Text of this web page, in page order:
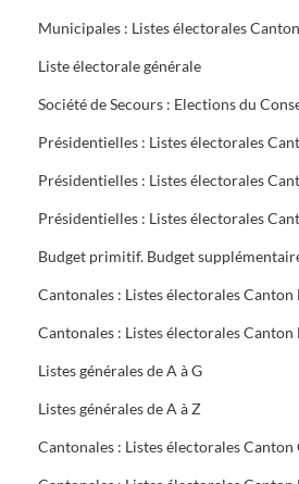
Municipales : Listes électorales
Liste électorale générale
Présidentielles : Listes électorales
Présidentielles : Listes électorales
Présidentielles : Listes électorales
Cantonales : Listes électorales Canton
Cantonales : Listes électorales Canton
Listes générales de A à G
Listes générales de A à Z
Cantonales : Listes électorales Canton